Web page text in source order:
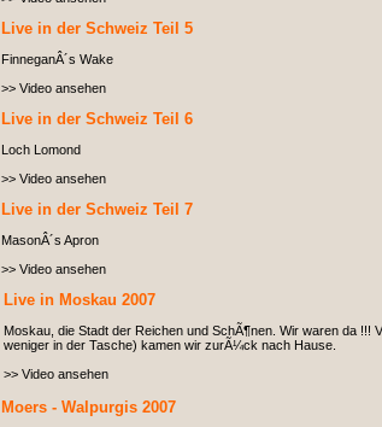
Live in der Schweiz Teil 5
FinneganÂ´s Wake
>> Video ansehen
Live in der Schweiz Teil 6
Loch Lomond
>> Video ansehen
Live in der Schweiz Teil 7
MasonÂ´s Apron
>> Video ansehen
Live in Moskau 2007
Moskau, die Stadt der Reichen und SchÃ¶nen. Wir waren da !!!
weniger in der Tasche) kamen wir zurÃ¼ck nach Hause.
>> Video ansehen
Moers - Walpurgis 2007